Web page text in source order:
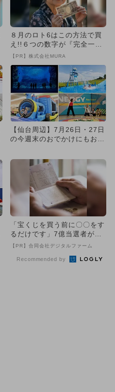
８月のロト6はこの方法で買
え!!６つの数字が『完全一
致』する方法
【PR】株式会社MURA
【仙台周辺】7月26日・27日
の今週末のおでかけにもおす
「宝くじを買う前に〇〇をす
るだけです」7億当選者が続
出
【PR】合同会社デジタルファーム
Recommended by